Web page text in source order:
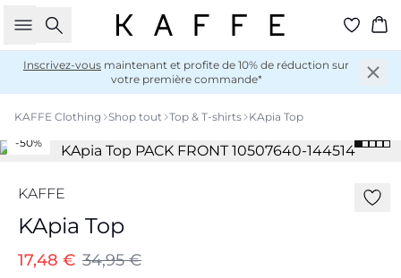
Rechercher
Inscrivez-vous maintenant et profite de 10% de réduction sur
votre première commande*
KAFFE Clothing Shop tout Top & T-shirts KApia Top
-50%
KAFFE
KApia Top
17,48 € 34,95 €